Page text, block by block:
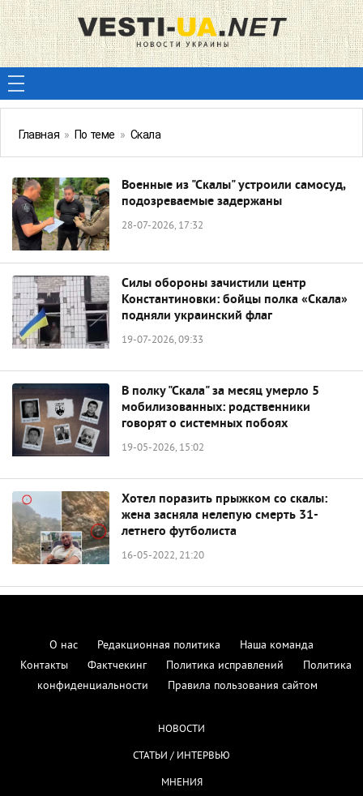
Главная » По теме » Скала
Военные из "Скалы" устроили самосуд,
подозреваемые задержаны
28-07-2026, 17:32
Силы обороны зачистили центр
Константиновки: бойцы полка «Скала»
подняли украинский флаг
19-07-2026, 09:33
В полку "Скала" за месяц умерло 5
мобилизованных: родственники
говорят о системных побоях
19-05-2026, 15:02
Хотел поразить прыжком со скалы:
жена засняла нелепую смерть 31-
летнего футболиста
16-05-2022, 21:20
О нас Редакционная политика
Наша команда
Контакты
Фактчекинг Политика исправлений
Политика
конфиденциальности
Правила пользования сайтом
НОВОСТИ
СТАТЬИ / ИНТЕРВЬЮ
МНЕНИЯ